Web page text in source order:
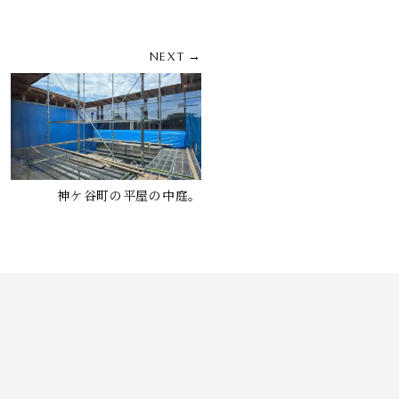
NEXT →
神ケ谷町の平屋の中庭。